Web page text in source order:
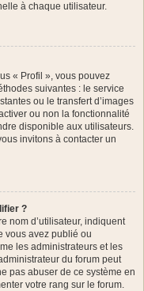
à chaque utilisateur.
« Profil », vous pouvez
suivantes : le service
ou le transfert d’images
ou non la fonctionnalité
disponible aux utilisateurs.
invitons à contacter un
?
nom d’utilisateur, indiquent
vous avez publié ou
les administrateurs et les
du forum peut
pas abuser de ce système en
votre rang sur le forum.